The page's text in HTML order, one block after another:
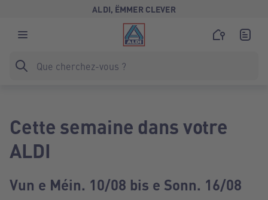
ALDI, ËMMER CLEVER
Cette semaine dans votre
ALDI
Vun e Méin. 10/08 bis e Sonn. 16/08